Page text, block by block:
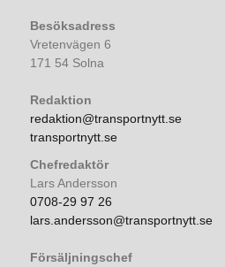
Besöksadress
Vretenvägen 6
171 54 Solna
Redaktion
redaktion@transportnytt.se
transportnytt.se
Chefredaktör
Lars Andersson
0708-29 97 26
lars.andersson@transportnytt.se
Försäljningschef